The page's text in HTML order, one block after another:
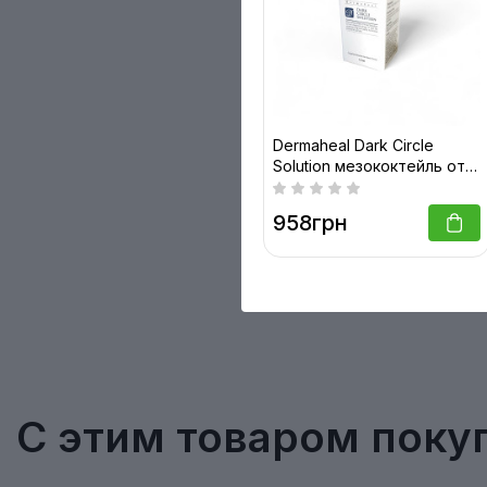
С этим товаром
Dermaheal Dark Circle
Solution мезококтейль от
темных кругов под
958грн